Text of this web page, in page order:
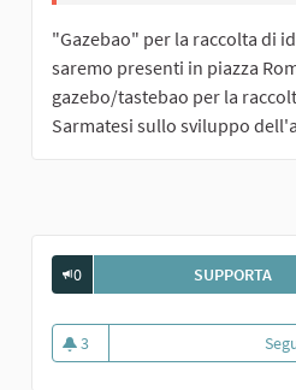
"Gazebao" per la raccolta di
saremo presenti in piazza
gazebo/tastebao per la
Sarmatesi sullo sviluppo
0 SUPPORTA
3
3 sostenitori